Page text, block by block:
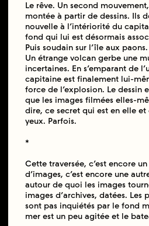
Le rêve. Un second
montée à partir de dessins. Ils
nouvelle à l’intériorité du
fond qui lui est désormais
Puis soudain sur l’île aux
Un étrange volcan gerbe une
incertaines. En s’emparant de
capitaine est finalement lui-
force de l’explosion. Le dessin
que les images filmées elles-
dire, ce secret qui est en elle et
yeux. Parfois.
*
Cette traversée, c’est encore
d’images, c’est encore une
autour de quoi les images
images d’archives, datées. Les
sont pas inquiétés par le fond
mer est un peu agitée et le